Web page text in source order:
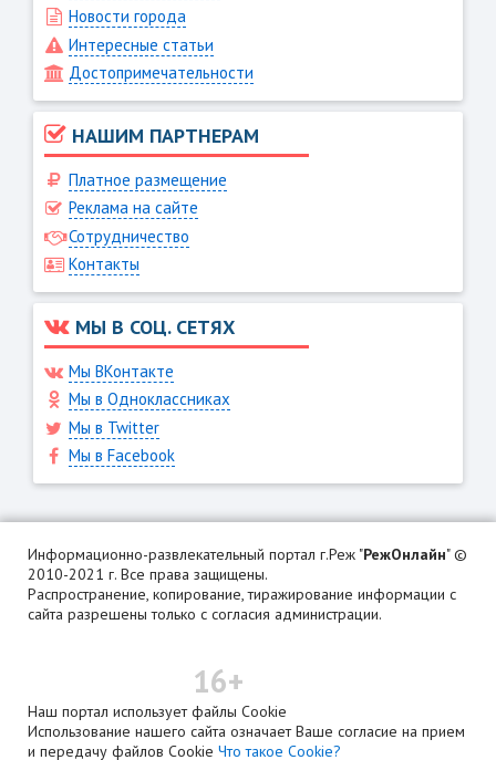
Новости города
Интересные статьи
Достопримечательности
НАШИМ ПАРТНЕРАМ
Платное размещение
Реклама на сайте
Сотрудничество
Контакты
МЫ В СОЦ. СЕТЯХ
Мы ВКонтакте
Мы в Одноклассниках
Мы в Twitter
Мы в Facebook
Информационно-развлекательный портал г.Реж "РежОнлайн" ©
2010-2021 г. Все права защищены.
Распространение, копирование, тиражирование информации с
сайта разрешены только с согласия администрации.
16+
Наш портал использует файлы Cookie
Использование нашего сайта означает Ваше согласие на прием
и передачу файлов Cookie Что такое Cookie?